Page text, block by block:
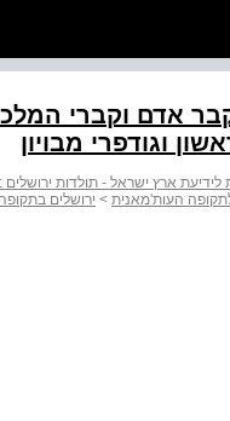
אדם וקברי
וגודפרי מבויון
ארץ ישראל - תולדות
העות'מאנית > ירושלים